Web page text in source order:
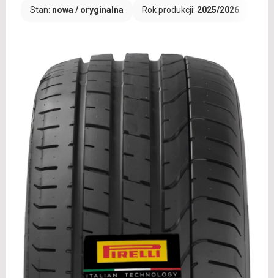
Stan: nowa / oryginalna Rok produkcji: 2025/2026